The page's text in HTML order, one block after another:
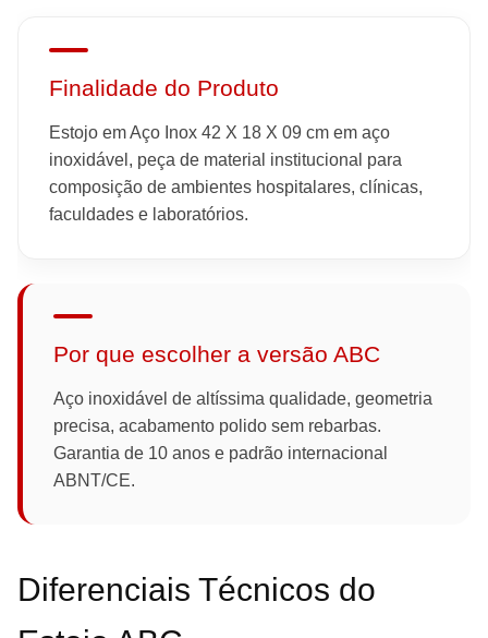
Finalidade do Produto
Estojo em Aço Inox 42 X 18 X 09 cm em aço
inoxidável, peça de material institucional para
composição de ambientes hospitalares, clínicas,
faculdades e laboratórios.
Por que escolher a versão ABC
Aço inoxidável de altíssima qualidade, geometria
precisa, acabamento polido sem rebarbas.
Garantia de 10 anos e padrão internacional
ABNT/CE.
Diferenciais Técnicos do